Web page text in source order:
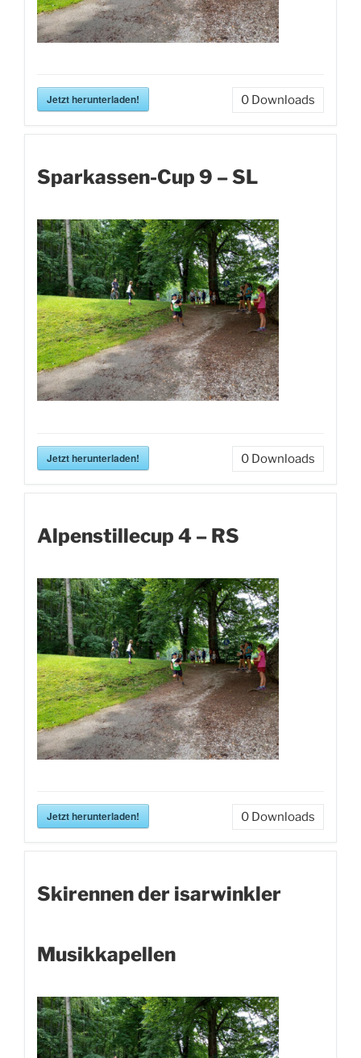
Jetzt herunterladen! 0 Downloads
Sparkassen-Cup 9 – SL
Jetzt herunterladen! 0 Downloads
Alpenstillecup 4 – RS
Jetzt herunterladen! 0 Downloads
Skirennen der isarwinkler
Musikkapellen